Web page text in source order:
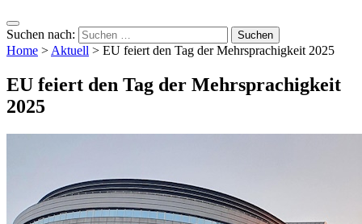
Suchen nach:
Home >Aktuell > EU feiert den Tag der Mehrsprachigkeit 2025
EU feiert den Tag der Mehrsprachigkeit
2025